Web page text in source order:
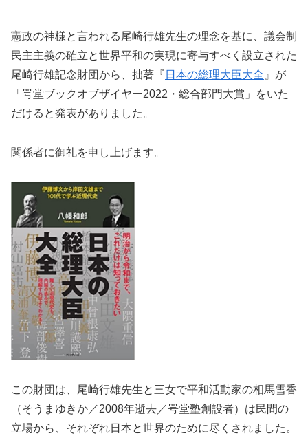
憲政の神様と言われる尾崎行雄先生の理念を基に、議会制
民主主義の確立と世界平和の実現に寄与すべく設立された
尾崎行雄記念財団から、拙著『 日本の総理大臣大全 』が
「咢堂ブックオブザイヤー2022・総合部門大賞」をいた
だけると発表がありました。
関係者に御礼を申し上げます。
この財団は、尾崎行雄先生と三女で平和活動家の相馬雪香
（そうまゆきか／2008年逝去／咢堂塾創設者）は民間の
立場から、それぞれ日本と世界のために尽くされました。